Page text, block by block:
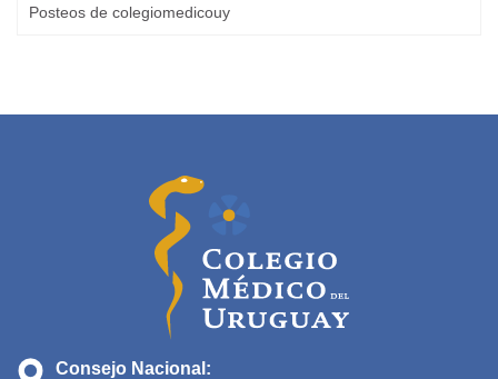
Posteos de colegiomedicouy
Consejo Nacional: